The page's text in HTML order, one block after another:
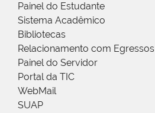
Painel do Estudante
Sistema Acadêmico
Bibliotecas
Relacionamento com Egressos
Painel do Servidor
Portal da TIC
WebMail
SUAP